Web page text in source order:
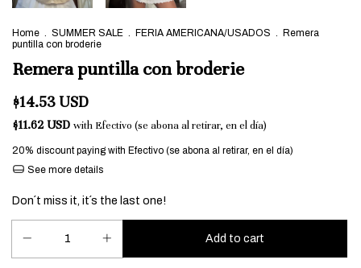
Home . SUMMER SALE . FERIA AMERICANA/USADOS .
Remera
puntilla con broderie
Remera puntilla con broderie
$14.53 USD
$11.62 USD with Efectivo (se abona al retirar, en el día)
20% discountpaying with Efectivo (se abona al retirar, en el día)
See more details
Don´t miss it, it´s the last one!